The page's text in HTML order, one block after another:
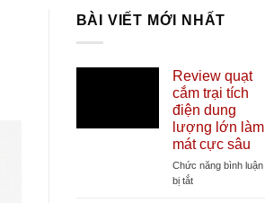
BÀI VIẾT MỚI NHẤT
Review quạt
cắm trại tích
điện dung
lượng lớn làm
mát cực sâu
Chức năng bình luận
bị tắtở